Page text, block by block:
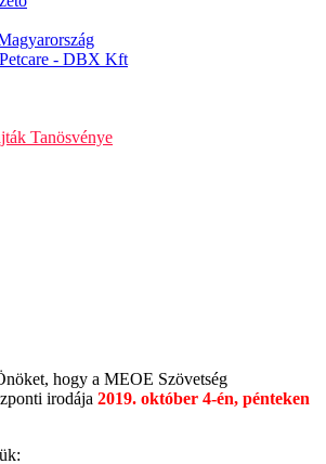
- DBX Kft
Tanösvénye
hogy a MEOE Szövetség
irodája 2019. október 4-én, pénteken